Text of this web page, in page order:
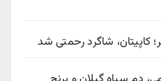
کاپیتان، شاگرد رحمتی شد